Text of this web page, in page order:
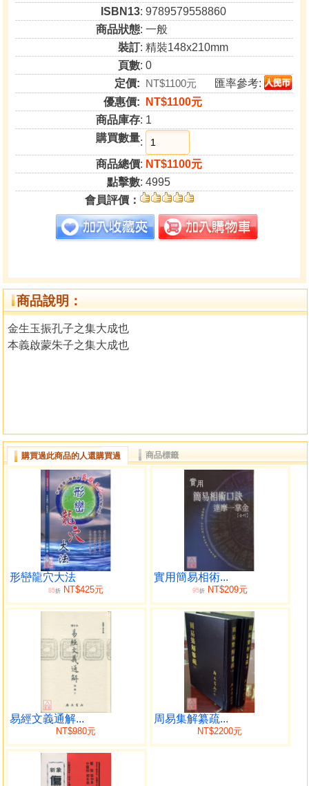
ISBN13: 9789579558860
商品狀態: 一般
裝訂: 精裝148x210mm
頁數: 0
定價: NT$1100元
匯率參考:
優惠價:
NT$1100元
商品庫存: 1
購買數量:
商品總價: NT$1100元
點擊數: 4995
會員評價：
商品說明：
金生玉振孔子之集大成也
本義啟蒙朱子之集大成也
購買過此商品的人還購買過 商品標籤
形巒龍穴大法
85折 NT$425元
實用簡易相術...
95折NT$209元
易經文義通解...
NT$980元
周易集解纂疏...
NT$2200元